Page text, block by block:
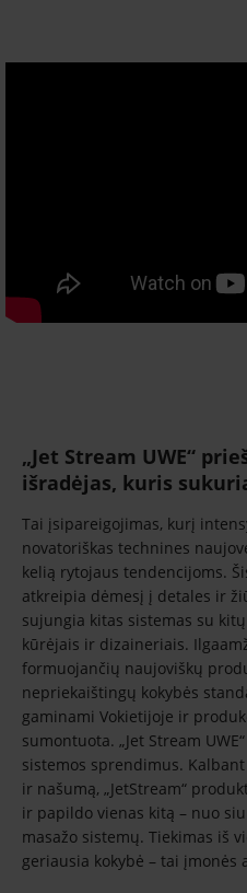
„Jet Stream UWE“
išradėjas, kuris
Tai įsipareigojimas, kurį
novatoriškas technines
kelią rytojaus tendencijoms.
atkreipia dėmesį į detales ir
sujungia kitas sistemas su
kūrėjais ir dizaineriais.
formuojančių naujoviškų
nepriekaištingų kokybės
gaminami Vokietijoje ir
sumontuota. „Jet Stream
sistemos sprendimus.
ir našumą, „JetStream“
ir papildo vienas kitą – nuo
masažo sistemų. Tiekimas iš
geriausia kokybė – tai įmonės